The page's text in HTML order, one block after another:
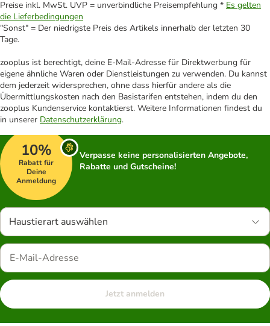
Preise inkl. MwSt. UVP = unverbindliche Preisempfehlung * Es gelten
die Lieferbedingungen
"Sonst" = Der niedrigste Preis des Artikels innerhalb der letzten 30
Tage.
zooplus ist berechtigt, deine E-Mail-Adresse für Direktwerbung für
eigene ähnliche Waren oder Dienstleistungen zu verwenden. Du kannst
dem jederzeit widersprechen, ohne dass hierfür andere als die
Übermittlungskosten nach den Basistarifen entstehen, indem du den
zooplus Kundenservice kontaktierst. Weitere Informationen findest du
in unserer Datenschutzerklärung.
10%
Rabatt für
Deine
Anmeldung
Verpasse keine personalisierten Angebote,
Rabatte und Gutscheine!
Haustierart auswählen
Jetzt anmelden